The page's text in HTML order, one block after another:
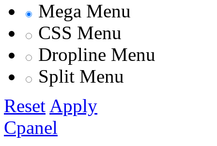
Mega Menu
CSS Menu
Dropline Menu
Split Menu
Reset Apply
Cpanel